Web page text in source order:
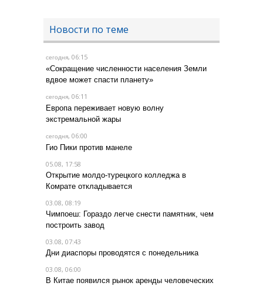
Новости по теме
сегодня, 06:15
«Сокращение численности населения Земли
вдвое может спасти планету»
сегодня, 06:11
Европа переживает новую волну
экстремальной жары
сегодня, 06:00
Гио Пики против манеле
05.08, 17:58
Открытие молдо-турецкого колледжа в
Комрате откладывается
03.08, 08:19
Чимпоеш: Гораздо легче снести памятник, чем
построить завод
03.08, 07:43
Дни диаспоры проводятся с понедельника
03.08, 06:00
В Китае появился рынок аренды человеческих